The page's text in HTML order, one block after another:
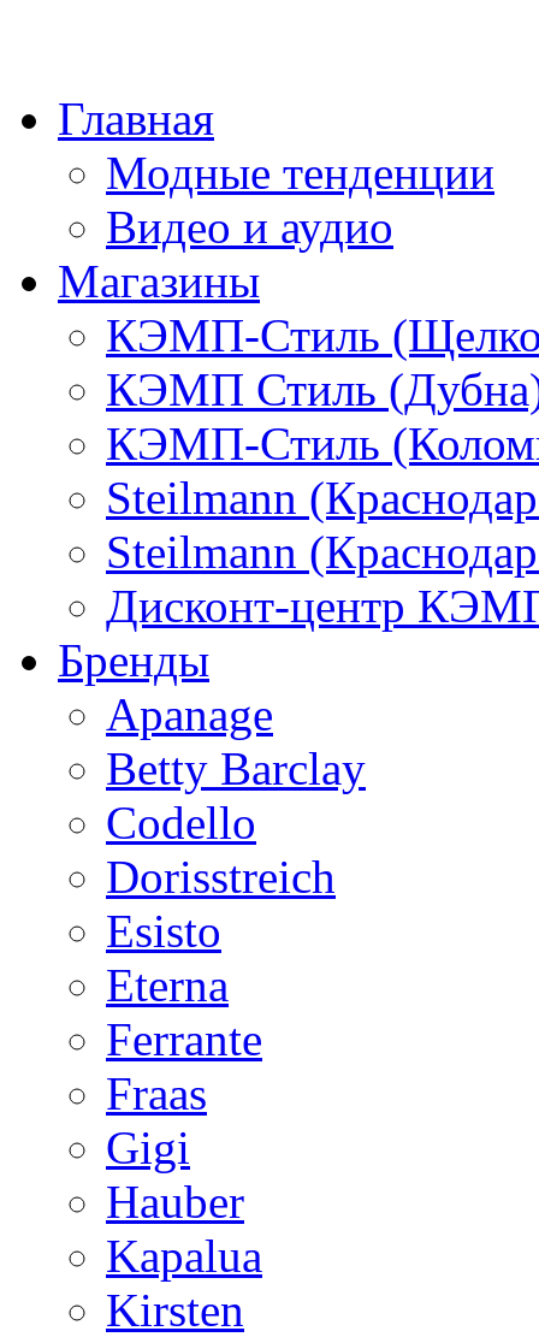
Главная
Модные тенденции
Видео и аудио
Магазины
КЭМП-Стиль
КЭМП Стиль
КЭМП-Стиль
Steilmann
Steilmann
Дисконт-центр
Бренды
Apanage
Betty Barclay
Codello
Dorisstreich
Esisto
Eterna
Ferrante
Fraas
Gigi
Hauber
Kapalua
Kirsten